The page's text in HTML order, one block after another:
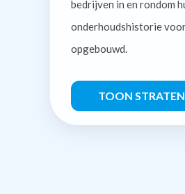
bedrijven in en rondom
onderhoudshistorie
opgebouwd.
TOON